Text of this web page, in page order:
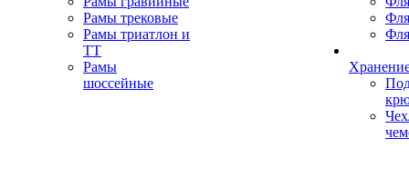
Рамы трековые
Рамы триатлон и
ТТ
Рамы
шоссейные